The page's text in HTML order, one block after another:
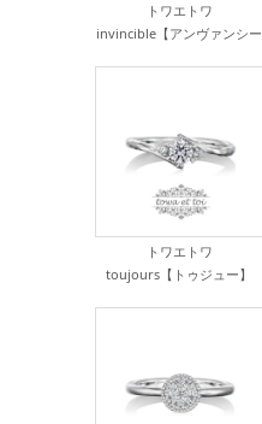
トワエトワ
invincible【アンヴァンシー
トワエトワ
toujours【トゥジュー】